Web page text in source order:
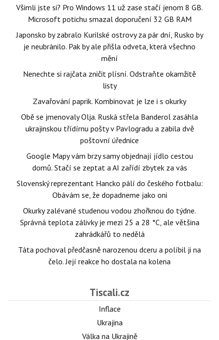
Všimli jste si? Pro Windows 11 už zase stačí jenom 8 GB.
Microsoft potichu smazal doporučení 32 GB RAM
Japonsko by zabralo Kurilské ostrovy za pár dní, Rusko by
je neubránilo. Pak by ale přišla odveta, která všechno
mění
Nenechte si rajčata zničit plísní. Odstraňte okamžitě
listy
Zavařování paprik. Kombinovat je lze i s okurky
Obě se jmenovaly Olja. Ruská střela Banderol zasáhla
ukrajinskou třídírnu pošty v Pavlogradu a zabila dvě
poštovní úřednice
Google Mapy vám brzy samy objednají jídlo cestou
domů. Stačí se zeptat a AI zařídí zbytek za vás
Slovenský reprezentant Hancko pálí do českého fotbalu:
Obávám se, že dopadneme jako oni
Okurky zalévané studenou vodou zhořknou do týdne.
Správná teplota zálivky je mezi 25 a 28 °C, ale většina
zahrádkářů to nedělá
Táta pochoval předčasně narozenou dceru a políbil ji na
čelo. Její reakce ho dostala na kolena
Tiscali.cz
Inflace
Ukrajina
Válka na Ukrajině